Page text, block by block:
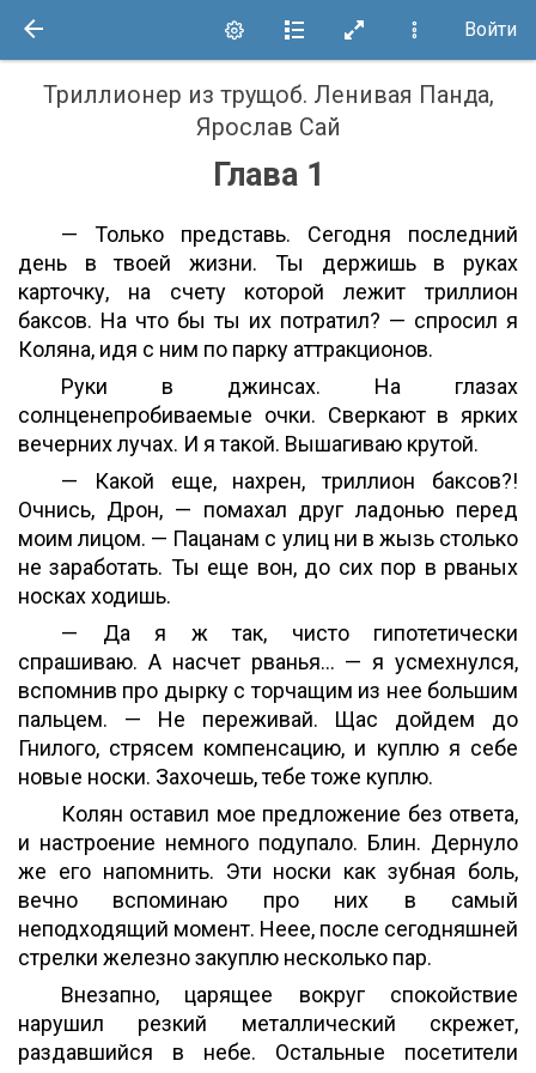
Войти
Триллионер из трущоб. Ленивая Панда,
Ярослав Сай
Глава 1
— Только представь. Сегодня последний
день в твоей жизни. Ты держишь в руках
карточку, на счету которой лежит триллион
баксов. На что бы ты их потратил? — спросил я
Коляна, идя с ним по парку аттракционов.
Руки в джинсах. На глазах
солнценепробиваемые очки. Сверкают в ярких
вечерних лучах. И я такой. Вышагиваю крутой.
— Какой еще, нахрен, триллион баксов?!
Очнись, Дрон, — помахал друг ладонью перед
моим лицом. — Пацанам c улиц ни в жызь столько
не заработать. Ты еще вон, до сих пор в рваных
носках ходишь.
— Да я ж так, чисто гипотетически
спрашиваю. А насчет рванья... — я усмехнулся,
вспомнив про дырку с торчащим из нее большим
пальцем. — Не переживай. Щас дойдем до
Гнилого, стрясем компенсацию, и куплю я себе
новые носки. Захочешь, тебе тоже куплю.
Колян оставил мое предложение без ответа,
и настроение немного подупало. Блин. Дернуло
же его напомнить. Эти носки как зубная боль,
вечно вспоминаю про них в самый
неподходящий момент. Неее, после сегодняшней
стрелки железно закуплю несколько пар.
Внезапно, царящее вокруг спокойствие
нарушил резкий металлический скрежет,
раздавшийся в небе. Остальные посетители